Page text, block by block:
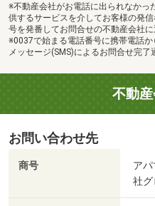
※不動産会社がお電話に出られなかっ
供するサービスを介してお客様の発
号を発番してお問合せの不動産会社に
※0037で始まる電話番号に携帯電話
メッセージ(SMS)によるお問合せ完了
不動
お問い合わせ先
商号
ア
社グ